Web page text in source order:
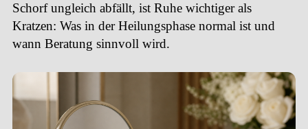
Schorf ungleich abfällt, ist Ruhe wichtiger als
Kratzen: Was in der Heilungsphase normal ist und
wann Beratung sinnvoll wird.